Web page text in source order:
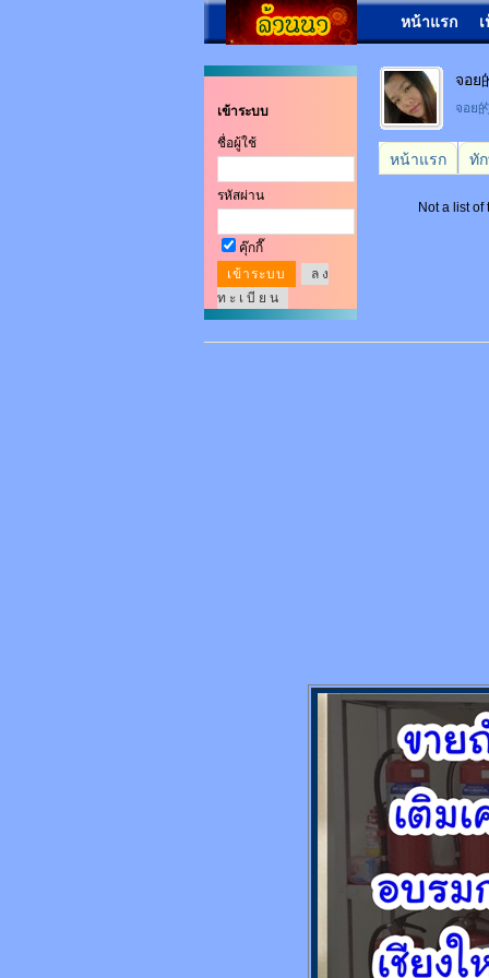
หน้าแรก
เข้าระบบ
ชื่อผู้ใช้
รหัสผ่าน
คุ๊กกี๊
ล ง
ท ะ เ บี ย น
จอย
จอย
หน้าแรก ทั
Not a list of